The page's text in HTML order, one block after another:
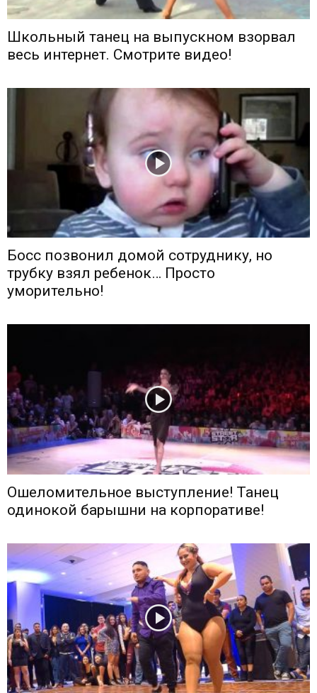
Школьный танец на выпускном взорвал
весь интернет. Смотрите видео!
Босс позвонил домой сотруднику, но
трубку взял ребенок… Просто
уморительно!
Ошеломительное выступление! Танец
одинокой барышни на корпоративе!